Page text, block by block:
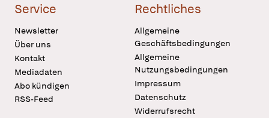
Service
Newsletter
Über uns
Kontakt
Mediadaten
Abo kündigen
RSS-Feed
Rechtliches
Allgemeine
Geschäftsbedingungen
Allgemeine
Nutzungsbedingungen
Impressum
Datenschutz
Widerrufsrecht